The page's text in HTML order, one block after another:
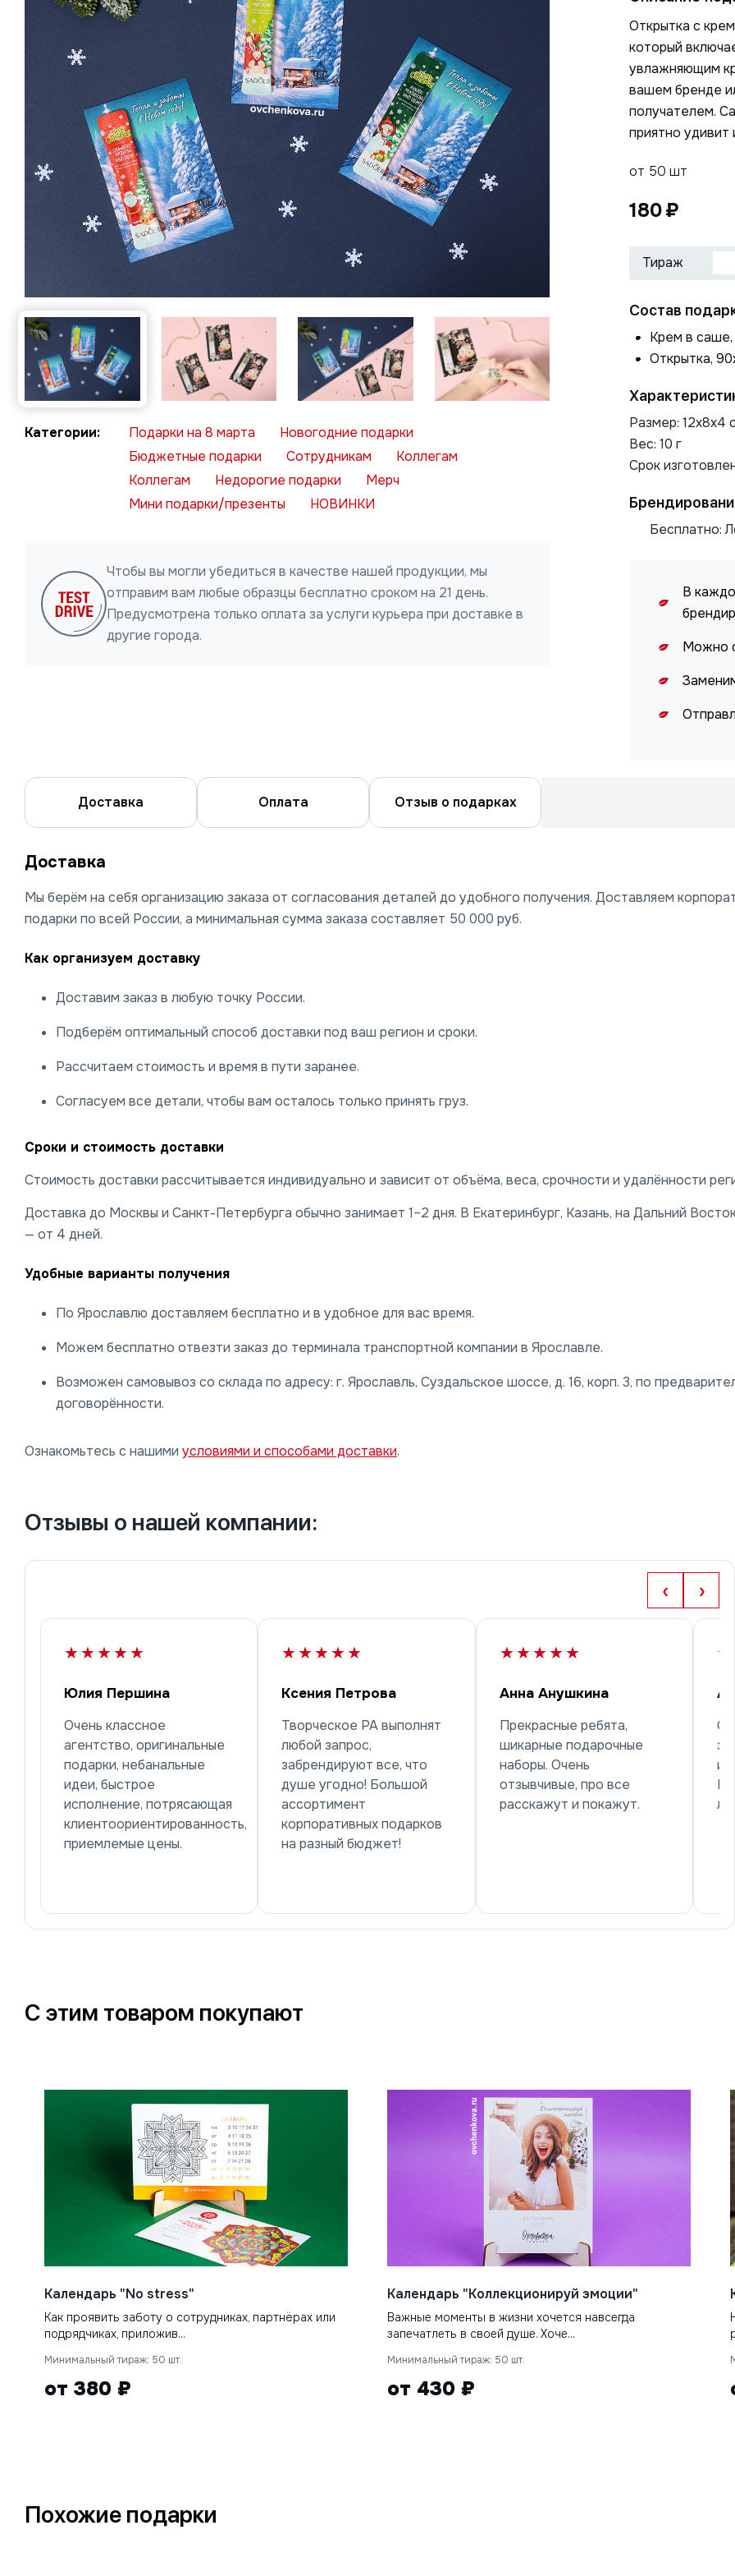
Подарки на 8 марта
Новогодние подарки
Бюджетные подарки
Сотрудникам
Коллегам
Коллегам
Недорогие подарки
Мерч
Мини подарки/презенты
НОВИНКИ
Чтобы вы могли убедиться в качестве нашей продукции, мы
отправим вам любые образцы бесплатно сроком на 21 день.
Предусмотрена только оплата за услуги курьера при доставке в
другие города.
Открытка с
который
увлажняющим
вашем бренде
получателем.
приятно
от 50 шт
180
Состав
Крем в саше,
Открытка,
Размер: 12х8х4
Вес: 10 г
Срок
Бесплатно:
В
Можно
Доставка Оплата Отзыв о подарках
Доставка
Мы берём на себя организацию заказа от согласования деталей до удобного получения. Доставляем
подарки по всей России, а минимальная сумма заказа составляет 50 000 руб.
Как организуем доставку
Доставим заказ в любую точку России.
Подберём оптимальный способ доставки под ваш регион и сроки.
Рассчитаем стоимость и время в пути заранее.
Согласуем все детали, чтобы вам осталось только принять груз.
Сроки и стоимость доставки
Стоимость доставки рассчитывается индивидуально и зависит от объёма, веса, срочности и удалённости
Доставка до Москвы и Санкт-Петербурга обычно занимает 1–2 дня. В Екатеринбург, Казань, на Дальний
— от 4 дней.
Удобные варианты получения
По Ярославлю доставляем бесплатно и в удобное для вас время.
Можем бесплатно отвезти заказ до терминала транспортной компании в Ярославле.
Возможен самовывоз со склада по адресу: г. Ярославль, Суздальское шоссе, д. 16, корп. 3, по
договорённости.
Ознакомьтесь с нашими условиями и способами доставки.
Отзывы о нашей компании:
‹ ›
★★★★★
Юлия Першина
Очень классное
агентство, оригинальные
подарки, небанальные
идеи, быстрое
исполнение, потрясающая
клиентоориентированность,
приемлемые цены.
★★★★★
Ксения Петрова
Творческое РА выполнят
любой запрос,
забрендируют все, что
душе угодно! Большой
ассортимент
корпоративных подарков
на разный бюджет!
★★★★★
Анна Анушкина
Прекрасные ребята,
шикарные подарочные
наборы. Очень
отзывчивые, про все
расскажут и покажут.
и
С этим товаром покупают
Календарь "No stress"
Как проявить заботу о сотрудниках, партнёрах или
подрядчиках, приложив...
Минимальный тираж: 50 шт.
от 380 ₽
Календарь "Коллекционируй эмоции"
Важные моменты в жизни хочется навсегда
запечатлеть в своей душе. Хоче...
Минимальный тираж: 50 шт.
от 430 ₽
Похожие подарки
согласие на обработку
персональных данных
персональных данных
ОТПРАВИТЬ